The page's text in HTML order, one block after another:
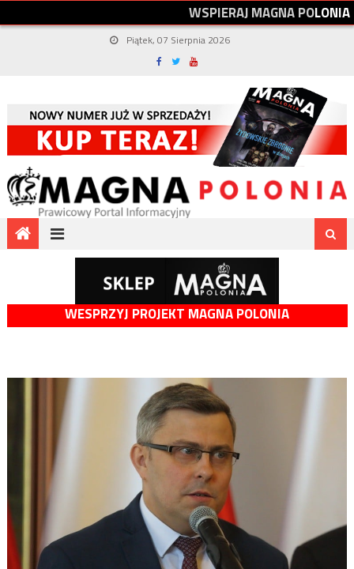
WSPIERAJMAGNAPOLONIA
Piątek, 07 Sierpnia 2026
WESPRZYJ PROJEKT MAGNA POLONIA